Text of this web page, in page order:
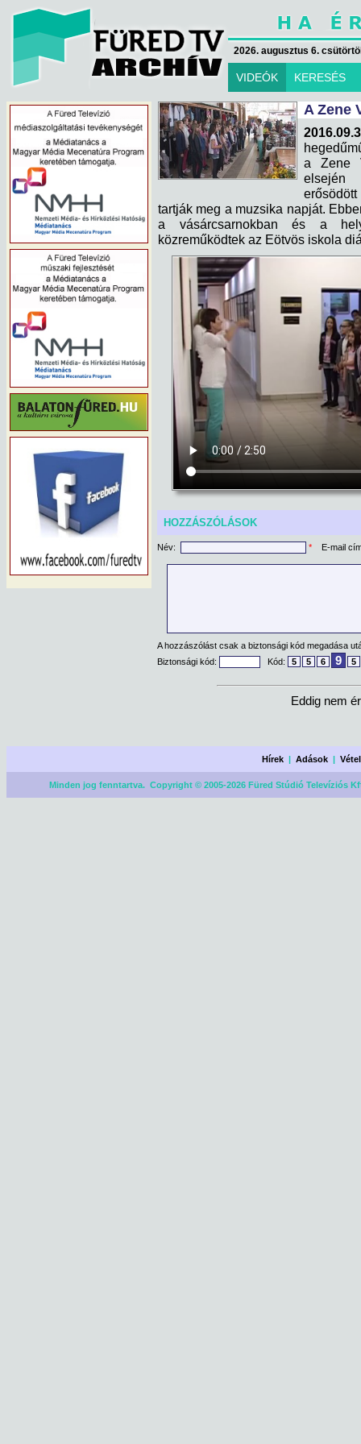
2026. augusztus 6.
VIDEÓK KERESÉS
A Zene
a Zene
elsején
tartják meg a muzsika napját.
a vásárcsarnokban és a
közreműködtek az Eötvös iskola
HOZZÁSZÓLÁSOK
Név: * E-mail
A hozzászólást csak a biztonsági kód megadása
Biztonsági kód:
Kód: 5 5 6 9 5
Eddig nem
Hírek |Adások |
Minden jog fenntartva. Copyright © 2005-2026 Füred Stúdió Televíziós